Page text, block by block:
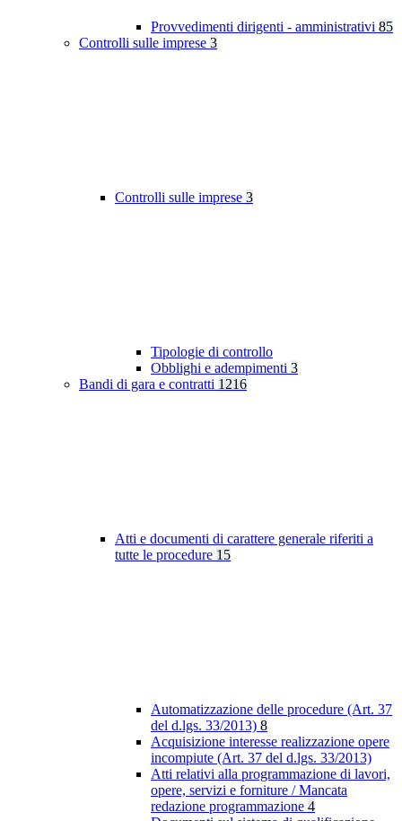
Provvedimenti dirigenti - amministrativi 85
Controlli sulle imprese 3
Controlli sulle imprese 3
Tipologie di controllo
Obblighi e adempimenti 3
Bandi di gara e contratti 1216
Atti e documenti di carattere generale riferiti a
tutte le procedure 15
Automatizzazione delle procedure (Art. 37
del d.lgs. 33/2013) 8
Acquisizione interesse realizzazione opere
incompiute (Art. 37 del d.lgs. 33/2013)
Atti relativi alla programmazione di lavori,
opere, servizi e forniture / Mancata
redazione programmazione 4